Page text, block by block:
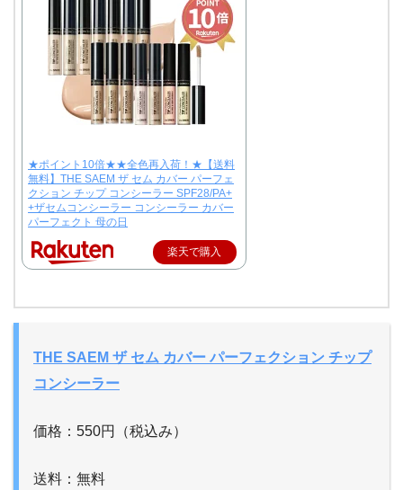
★ポイント10倍★★全色再入荷！★【送料
無料】THE SAEM ザ セム カバー パーフェ
クション チップ コンシーラー SPF28/PA+
+ザセムコンシーラー コンシーラー カバー
パーフェクト 母の日
楽天で購入
THE SAEM ザ セム カバー パーフェクション チップ
コンシーラー
価格：550円（税込み）
送料：無料